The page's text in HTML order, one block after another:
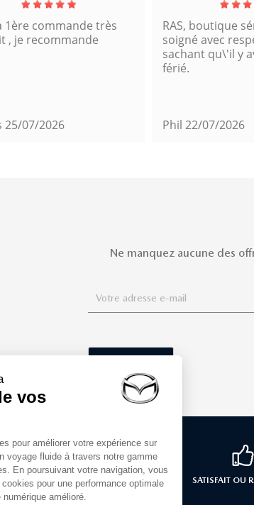
1ère commande très
, je recommande
25/07/2026
RAS, boutique
soigné avec
sachant qu\'il y
férié.
Phil 22/07/2026
Ne manquez aucune des
D'ORIGINE MAZDA SATISFAIT OU